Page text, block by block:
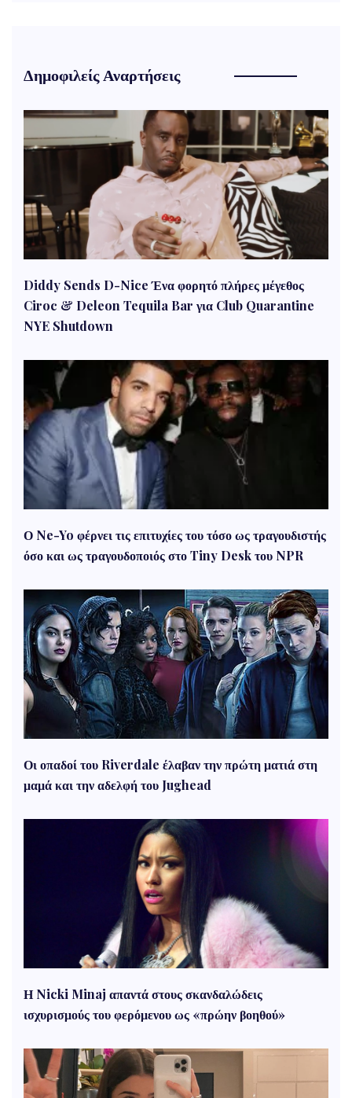
Δημοφιλείς Αναρτήσεις
Diddy Sends D-Nice Ένα φορητό πλήρες μέγεθος
Ciroc & Deleon Tequila Bar για Club Quarantine
NYE Shutdown
Ο Ne-Yo φέρνει τις επιτυχίες του τόσο ως τραγουδιστής
όσο και ως τραγουδοποιός στο Tiny Desk του NPR
Οι οπαδοί του Riverdale έλαβαν την πρώτη ματιά στη
μαμά και την αδελφή του Jughead
Η Nicki Minaj απαντά στους σκανδαλώδεις
ισχυρισμούς του φερόμενου ως «πρώην βοηθού»